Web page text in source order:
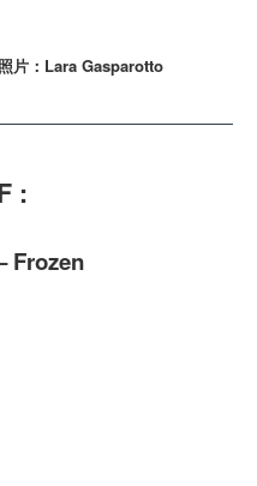
片： Lara Gasparotto
:
Frozen